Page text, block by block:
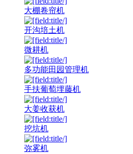
大棚卷帘机
开沟培土机
微耕机
多功能田园管理机
手扶葡萄埋藤机
大姜收获机
挖坑机
弥雾机